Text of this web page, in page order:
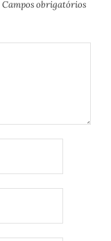
Campos obrigatórios